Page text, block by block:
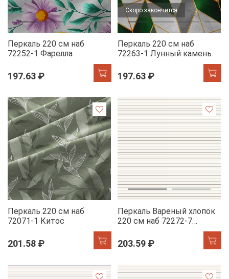
Перкаль 220 см наб
72252-1 Фарелла
197.63 ₽
Скоро закончится
Перкаль 220 см наб
72263-1 Лунный камень
197.63 ₽
Перкаль 220 см наб
72071-1 Китос
201.58 ₽
Перкаль Вареный хлопок
220 см наб 72272-7
203.59 ₽